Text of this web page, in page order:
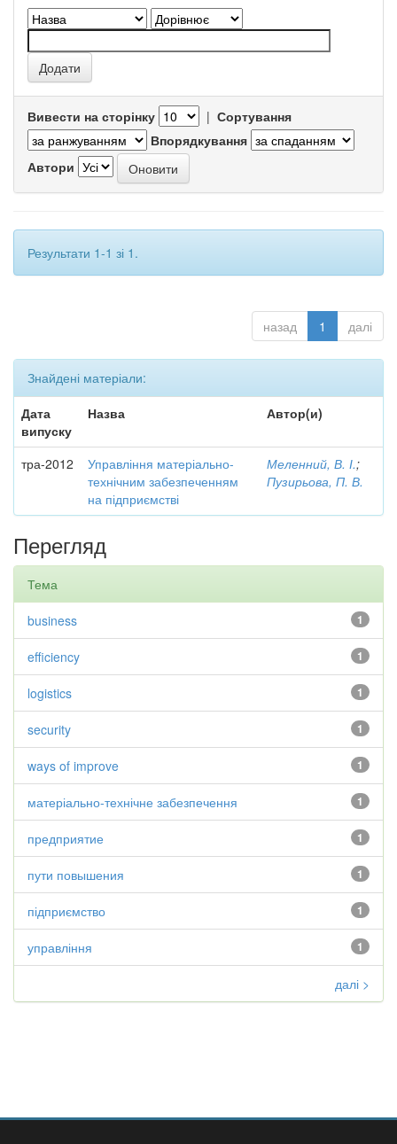
Вивести на сторінку | Сортування
Впорядкування
Автори
Результати 1-1 зі 1.
назад 1 далі
Знайдені матеріали:
Дата
випуску
Назва Автор(и)
тра-2012
Управління матеріально-
технічним забезпеченням
на підприємстві
Меленний, В. І.;
Пузирьова, П. В.
Перегляд
Тема
1
business
1
efficiency
1
logistics
1
security
1
ways of improve
1
матеріально-технічне забезпечення
1
предприятие
1
пути повышения
1
підприємство
1
управління
далі >